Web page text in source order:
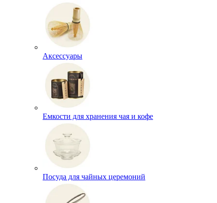
Аксессуары
Емкости для хранения чая и кофе
Посуда для чайных церемоний